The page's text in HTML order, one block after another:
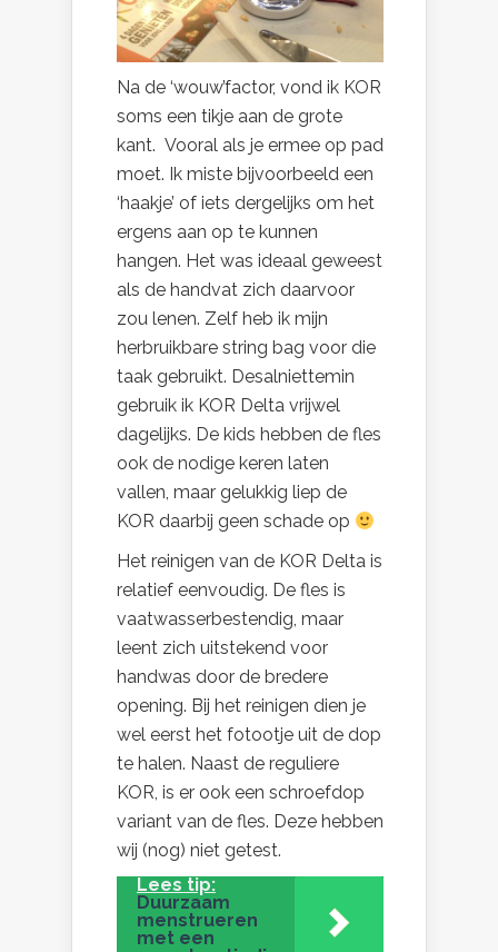
Na de ‘wouw’factor, vond ik KOR
soms een tikje aan de grote
kant. Vooral als je ermee op pad
moet. Ik miste bijvoorbeeld een
‘haakje’ of iets dergelijks om het
ergens aan op te kunnen
hangen. Het was ideaal geweest
als de handvat zich daarvoor
zou lenen. Zelf heb ik mijn
herbruikbare string bag voor die
taak gebruikt. Desalniettemin
gebruik ik KOR Delta vrijwel
dagelijks. De kids hebben de fles
ook de nodige keren laten
vallen, maar gelukkig liep de
KOR daarbij geen schade op
Het reinigen van de KOR Delta is
relatief eenvoudig. De fles is
vaatwasserbestendig, maar
leent zich uitstekend voor
handwas door de bredere
opening. Bij het reinigen dien je
wel eerst het fotootje uit de dop
te halen. Naast de reguliere
KOR, is er ook een schroefdop
variant van de fles. Deze hebben
wij (nog) niet getest.
Lees tip:
Duurzaam
menstrueren
met een